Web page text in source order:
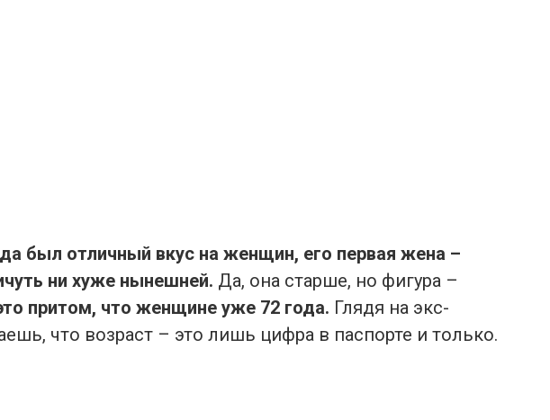
был отличный вкус на женщин, его первая жена –
ни хуже нынешней. Да, она старше, но фигура –
притом, что женщине уже 72 года. Глядя на экс-
что возраст – это лишь цифра в паспорте и только.